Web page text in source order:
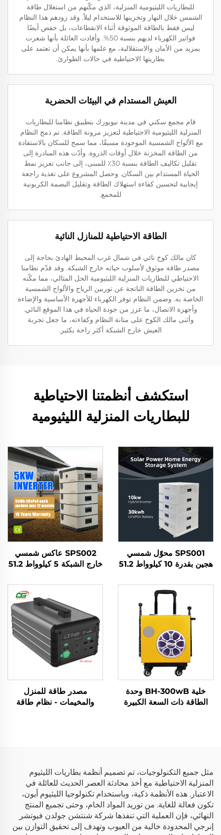
للبطاريات الليثيومية المنزلية، الذي مكّنهم من استغلال طاقة
الشمس خلال النهار وتخزينها للاستخدام ليلاً. وقد زودهم هذا النظام
ليس فقط بالطاقة الموثوقة أثناء الانقطاعات، بل خفض أيضًا
فواتير الكهرباء لديهم بنسبة 50%. وأفادت العائلة بأنها شعرت
بمزيد من الأمان والاستقلالية، مع علمها بأنها يمكن أن تعتمد على
بطاريتها الاحتياطية في حالات الطوارئ.
العيش المستدام في البيئات الحضرية
قام مجمع سكني في مدينة نيويورك بتطبيق نظامنا للبطاريات
المنزلية الليثيومية الاحتياطية لتعزيز مرونة الطاقة. تم دمج النظام
مع الألواح الشمسية الموجودة مسبقًا، مما سمح للسكان بالاستفادة
من الطاقة المخزنة خلال أوقات الذروة. وأدّت هذه المبادرة إلى
تقليل تكاليف الطاقة بنسبة 30٪ للمبنى، إلى جانب تعزيز نمط
الحياة المستدام بين السكان. وحصل المشروع على تغذية راجعة
إيجابية لتحسين كفاءة استهلاك الطاقة وتقليل البصمة الكربونية
للمجمع.
الطاقة الاحتياطية للمنازل النائية
كان مالك كوخ نائي في شمال غرب المحيط الهادئ بحاجة إلى
مصدر طاقة موثوق لأسلوب حياته خارج الشبكة. وقد قدّم نظامنا
الاحتياطي للبطاريات المنزلية الليثيومية الحل المثالي، مما مكّنه
من تخزين الطاقة الناتجة عن توربين الرياح والألواح الشمسية
الخاصة به. وضمن النظام توفر الكهرباء للأجهزة الأساسية والإضاءة
وأجهزة الاتصال، ما عزز من جودة الحياة في هذا الموقع النائي.
وأثنى مالك الكوخ على متانة النظام وكفاءته، ما جعل تجربة
العيش خارج الشبكة أكثر راحة بكثير.
استكشف أنظمتنا الاحتياطية
للبطاريات المنزلية الليثيومية
SPS001 محوّل شمسي
هجين بقدرة 10 كيلوواط 51.2
بطارية ليثيوم حديد فوسفات
(Lifepo4) نظام تخزين
SPS002 عاكس شمسي
خارج الشبكة 5 كيلوواط 51.2
بطارية Lifepo4، نظام
تخزين بطارية الطاقة
الشمسية للمنزل
خلية BH-300wB وحدة
الطاقة ذات السعة الكبيرة
مصدر طاقة للمنزل
والمخيمات - نظام طاقة
مثل جميع التكنولوجيات، تم تصميم أنظمة بطاريات الليثيوم
المنزلية الاحتياطية مع أخذ محادثة العصر الحديث للعائلة في
الاعتبار. هذه الأنظمة ذكية، وباستخدام تكنولوجيا الليثيوم أيون،
تكون فعالة للغاية. من توريد المواد الخام، وحتى تجميع المنتج
النهائي، فإن العملية التي تنفذها شركة شنتشن جولدن فيوتشر
إنرجي المحدودة خالية من العيوب وتهدف إلى تحقيق التوازن بين